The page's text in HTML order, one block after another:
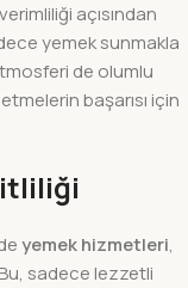
açısından
yemek sunmakla
de olumlu
başarısı için
yemek hizmetleri,
sadece lezzetli